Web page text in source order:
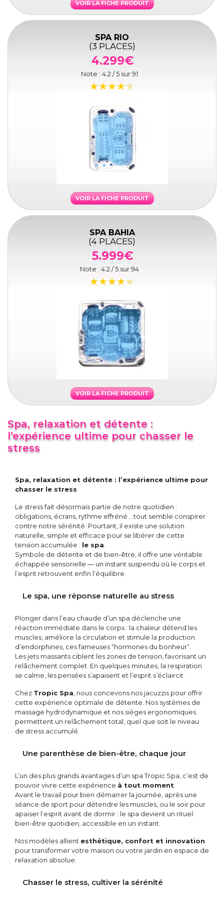
VOIR LA FICHE PRODUIT
SPA RIO
(3 PLACES)
4.299€
Note : 4.2 / 5 sur91
VOIR LA FICHE PRODUIT
SPA BAHIA
(4 PLACES)
5.999€
Note : 4.2 / 5 sur94
VOIR LA FICHE PRODUIT
Spa, relaxation et détente :
l’expérience ultime pour chasser le
stress
Spa, relaxation et détente : l’expérience ultime pour
chasser le stress
Le stress fait désormais partie de notre quotidien :
obligations, écrans, rythme effréné… tout semble conspirer
contre notre sérénité. Pourtant, il existe une solution
naturelle, simple et efficace pour se libérer de cette
tension accumulée : le spa
Symbole de détente et de bien-être, il offre une véritable
échappée sensorielle — un instant suspendu où le corps et
l’esprit retrouvent enfin l’équilibre.
Le spa, une réponse naturelle au stress
Plonger dans l’eau chaude d’un spa déclenche une
réaction immédiate dans le corps : la chaleur détend les
muscles, améliore la circulation et stimule la production
d’endorphines, ces fameuses “hormones du bonheur”.
Les jets massants ciblent les zones de tension, favorisant un
relâchement complet. En quelques minutes, la respiration
se calme, les pensées s’apaisent et l’esprit s’éclaircit.
Chez Tropic Spa , nous concevons nos jacuzzis pour offrir
cette expérience optimale de détente. Nos systèmes de
massage hydrodynamique et nos sièges ergonomiques
permettent un relâchement total, quel que soit le niveau
de stress accumulé.
Une parenthèse de bien-être, chaque jour
L’un des plus grands avantages d’un spa Tropic Spa, c’est de
pouvoir vivre cette expérience à tout moment
Avant le travail pour bien démarrer la journée, après une
séance de sport pour détendre les muscles, ou le soir pour
apaiser l’esprit avant de dormir : le spa devient un rituel
bien-être quotidien, accessible en un instant.
Nos modèles allient esthétique, confort et innovation
pour transformer votre maison ou votre jardin en espace de
relaxation absolue.
Chasser le stress, cultiver la sérénité